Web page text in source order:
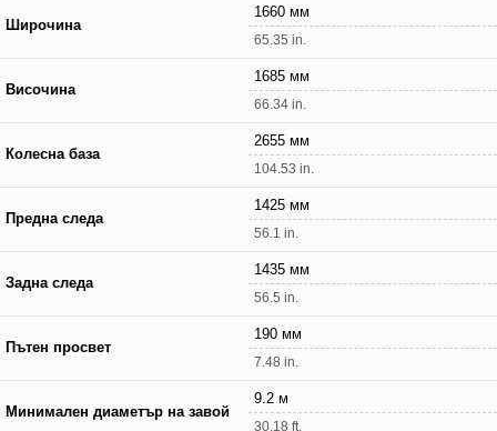
Широчина
1660 мм
65.35 in.
Височина
1685 мм
66.34 in.
Колесна база
2655 мм
104.53 in.
Предна следа
1425 мм
56.1 in.
Задна следа
1435 мм
56.5 in.
Пътен просвет
190 мм
7.48 in.
Минимален диаметър на завой
9.2 м
30.18 ft.